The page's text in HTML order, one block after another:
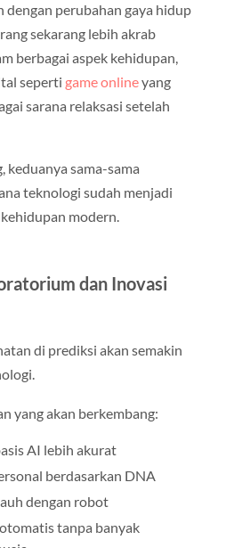
dengan perubahan gaya hidup
sekarang lebih akrab
berbagai aspek kehidupan,
seperti game onlineyang
sarana relaksasi setelah
keduanya sama-sama
teknologi sudah menjadi
modern.
dan Inovasi
di prediksi akan semakin
yang akan berkembang:
AI lebih akurat
berdasarkan DNA
dengan robot
tanpa banyak